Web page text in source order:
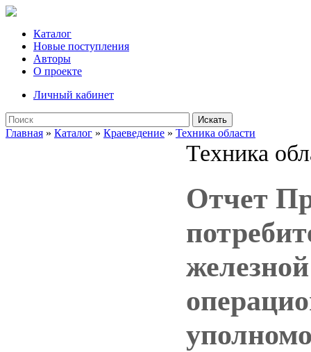
Каталог
Новые поступления
Авторы
О проекте
Личный кабинет
Искать
Главная » Каталог » Краеведение » Техника области
Техника
Отчет